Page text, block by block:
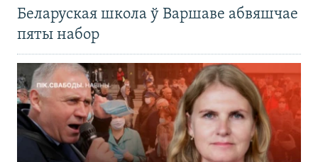
Беларуская школа ў Варшаве абвяшчае
пяты набор